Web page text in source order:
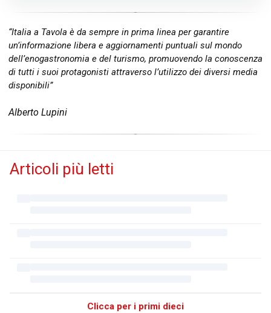
“Italia a Tavola è da sempre in prima linea per garantire
un’informazione libera e aggiornamenti puntuali sul mondo
dell’enogastronomia e del turismo, promuovendo la conoscenza
di tutti i suoi protagonisti attraverso l’utilizzo dei diversi media
disponibili”
Alberto Lupini
Articoli più letti
Clicca per i primi dieci